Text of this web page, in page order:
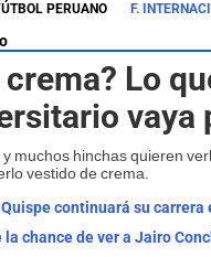
PERUANO F.
Lo
vaya
muchos hinchas quieren
vestido de crema.
continuará su carrera
chance de ver a Jairo